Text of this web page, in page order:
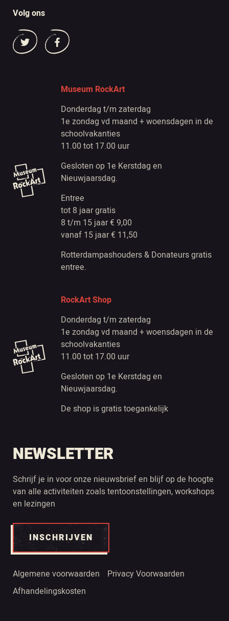
Volg ons
Museum RockArt
Donderdag t/m zaterdag
1e zondag vd maand + woensdagen in de
schoolvakanties
11.00 tot 17.00 uur
Gesloten op 1e Kerstdag en
Nieuwjaarsdag.
Entree
tot 8 jaar gratis
8 t/m 15 jaar € 9,00
vanaf 15 jaar € 11,50
Rotterdampashouders & Donateurs gratis
entree.
RockArt Shop
Donderdag t/m zaterdag
1e zondag vd maand + woensdagen in de
schoolvakanties
11.00 tot 17.00 uur
Gesloten op 1e Kerstdag en
Nieuwjaarsdag.
De shop is gratis toegankelijk
NEWSLETTER
Schrijf je in voor onze nieuwsbrief en blijf op de hoogte
van alle activiteiten zoals tentoonstellingen, workshops
en lezingen
INSCHRIJVEN
Algemene voorwaarden
Privacy Voorwaarden
Afhandelingskosten